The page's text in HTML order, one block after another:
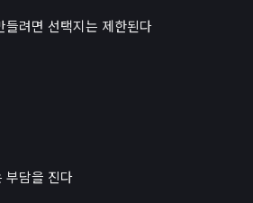
려면 선택지는 제한된다
부담을 진다